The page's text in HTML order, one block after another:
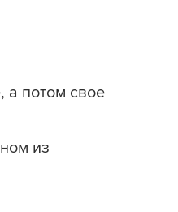
а потом свое
из